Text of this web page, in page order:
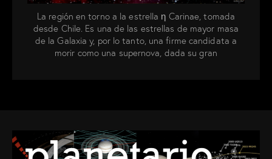
La región en torno a la estrella η Carinae, tomada
desde Chile. Es una de las estrellas de mayor masa
de la Galaxia y, por lo tanto, una firme candidata a
morir como una supernova, dada su gran